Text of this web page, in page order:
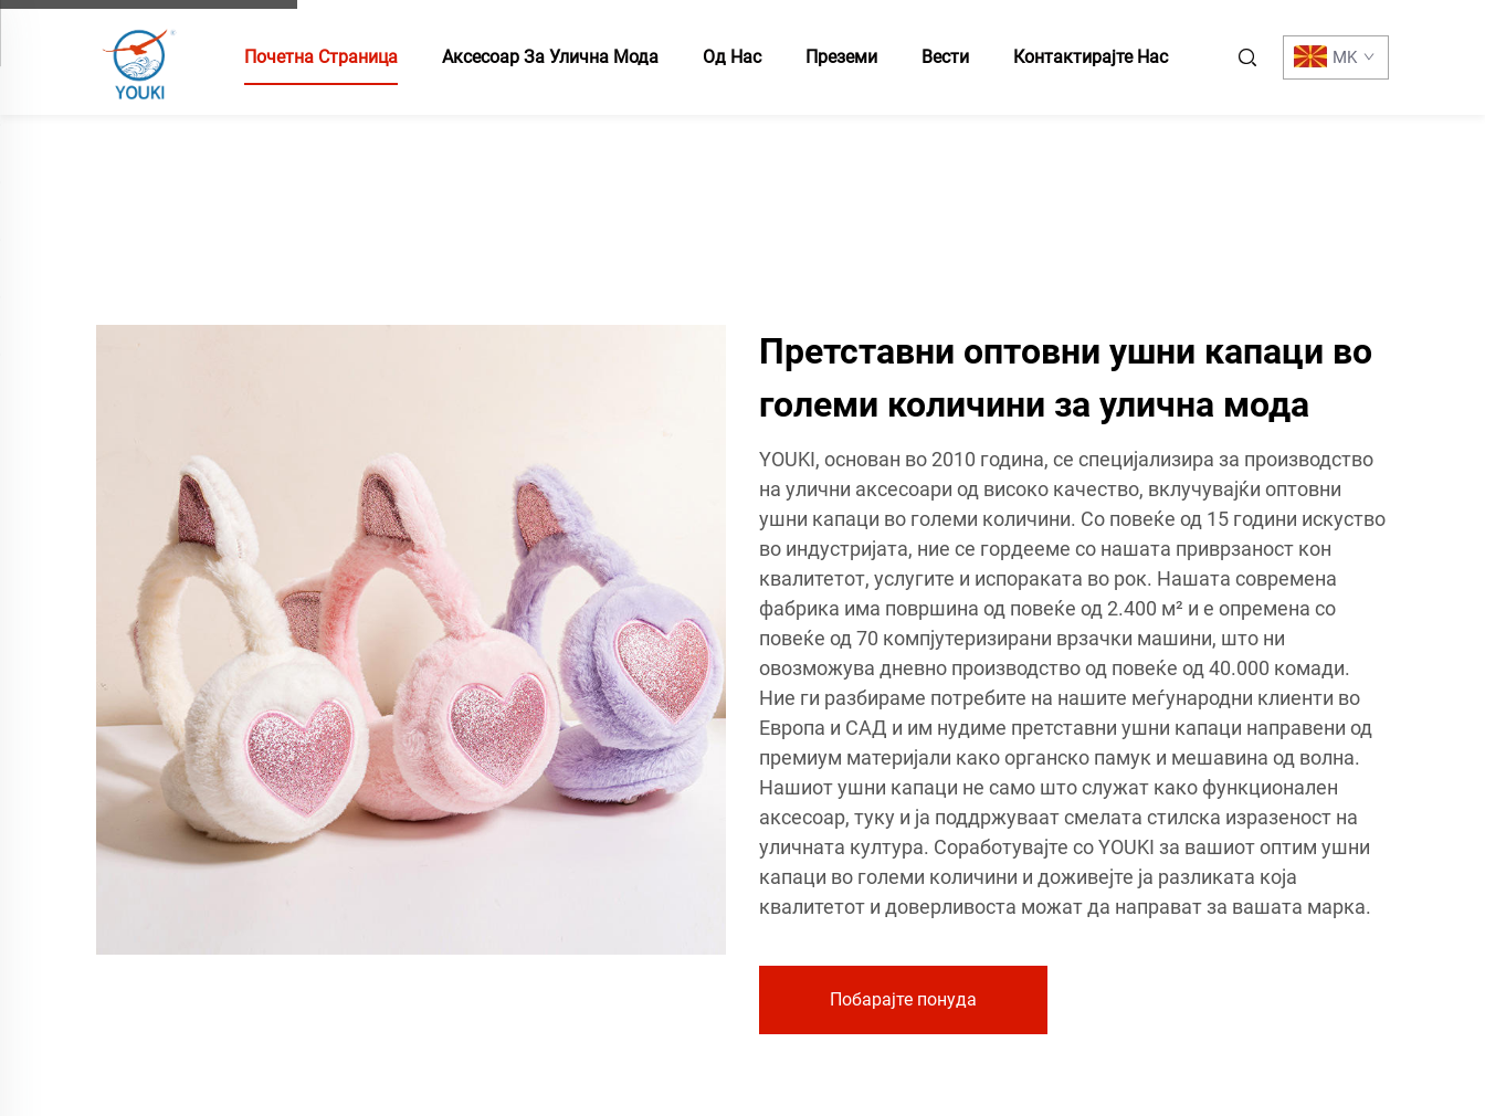
Почетна Страница Аксесоар За Улична Мода Од Нас Преземи Вести Контактирајте Нас MK
Претставни оптовни ушни капаци во
големи количини за улична мода
YOUKI, основан во 2010 година, се специјализира за производство
на улични аксесоари од високо качество, вклучувајќи оптовни
ушни капаци во големи количини. Со повеќе од 15 години искуство
во индустријата, ние се гордееме со нашата приврзаност кон
квалитетот, услугите и испораката во рок. Нашата современа
фабрика има површина од повеќе од 2.400 м² и е опремена со
повеќе од 70 компјутеризирани врзачки машини, што ни
овозможува дневно производство од повеќе од 40.000 комади.
Ние ги разбираме потребите на нашите меѓународни клиенти во
Европа и САД и им нудиме претставни ушни капаци направени од
премиум материјали како органско памук и мешавина од волна.
Нашиот ушни капаци не само што служат како функционален
аксесоар, туку и ја поддржуваат смелата стилска изразеност на
уличната култура. Соработувајте со YOUKI за вашиот оптим ушни
капаци во големи количини и доживејте ја разликата која
квалитетот и доверливоста можат да направат за вашата марка.
Побарајте понуда